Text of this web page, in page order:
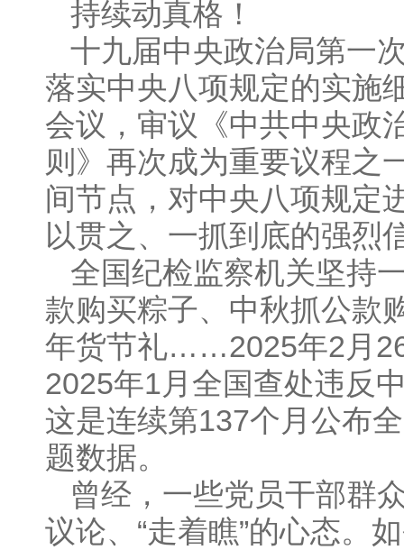
持续动真格！
十九届中央政治局第一
落实中央八项规定的实施
会议，审议《中共中央政
则》再次成为重要议程之
间节点，对中央八项规定
以贯之、一抓到底的强烈
全国纪检监察机关坚持
款购买粽子、中秋抓公款
年货节礼……2025年2月
2025年1月全国查处违反
这是连续第137个月公布
题数据。
曾经，一些党员干部群
议论、“走着瞧”的心态。